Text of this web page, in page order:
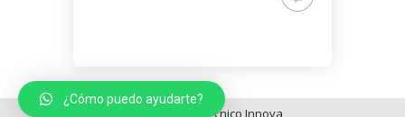
Copyright - Politécnico Innova
¿Cómo puedo ayudarte?